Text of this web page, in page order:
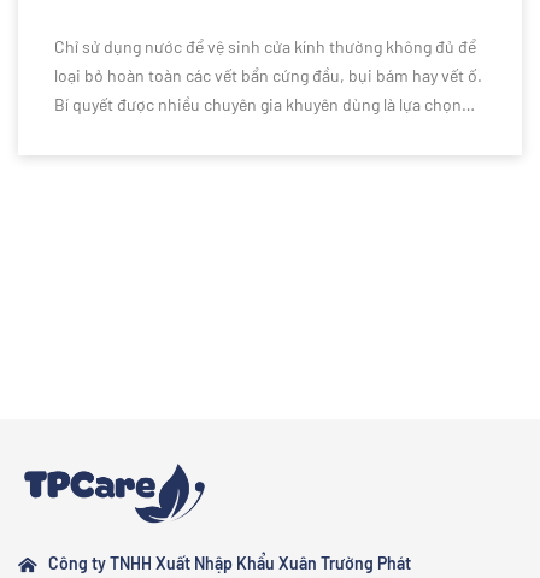
Chỉ sử dụng nước để vệ sinh cửa kính thường không đủ để
loại bỏ hoàn toàn các vết bẩn cứng đầu, bụi bám hay vết ố.
Bí quyết được nhiều chuyên gia khuyên dùng là lựa chọn
Công ty TNHH Xuất Nhập Khẩu Xuân Trường Phát